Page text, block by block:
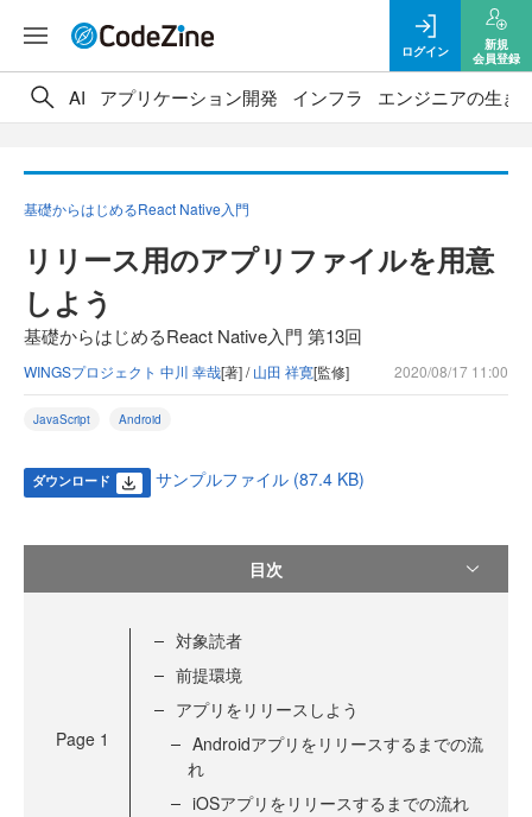
ログイン
新規
会員登録
AI アプリケーション開発 インフラ エンジニアの生き
基礎からはじめるReact Native入門
リリース用のアプリファイルを用意
しよう
基礎からはじめるReact Native入門 第13回
WINGSプロジェクト 中川 幸哉[著] /山田 祥寛[監修] 2020/08/17 11:00
JavaScript Android
ダウンロード サンプルファイル (87.4 KB)
目次
Page 1
対象読者
前提環境
アプリをリリースしよう
Androidアプリをリリースするまでの流
れ
iOSアプリをリリースするまでの流れ